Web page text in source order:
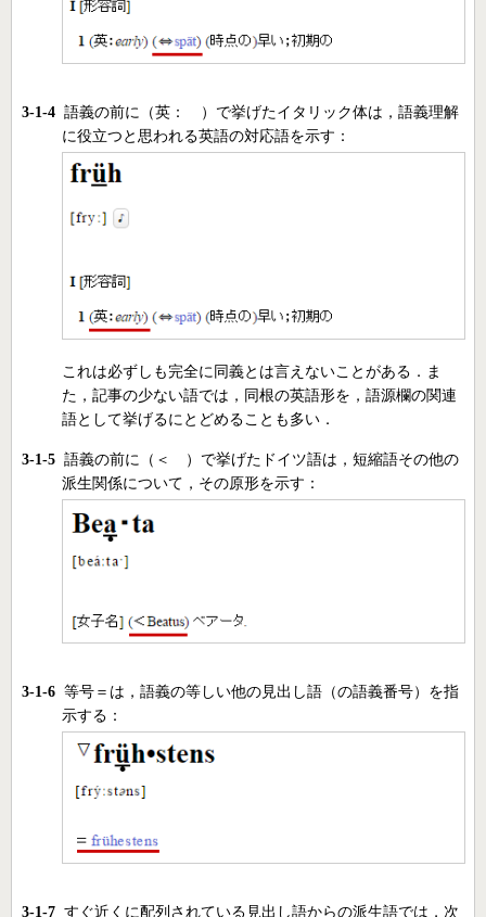
3-1-4語義の前に（英： ）で挙げたイタリック体は，語義理解
に役立つと思われる英語の対応語を示す：
これは必ずしも完全に同義とは言えないことがある．ま
た，記事の少ない語では，同根の英語形を，語源欄の関連
語として挙げるにとどめることも多い．
3-1-5語義の前に（＜ ）で挙げたドイツ語は，短縮語その他の
派生関係について，その原形を示す：
3-1-6等号＝は，語義の等しい他の見出し語（の語義番号）を指
示する：
3-1-7すぐ近くに配列されている見出し語からの派生語では，次